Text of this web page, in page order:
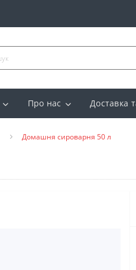
Про нас Доставка
Домашня сироварня 50 л